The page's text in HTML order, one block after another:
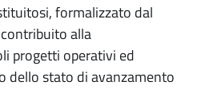
formalizzato dal
alla
progetti operativi ed
dello stato di avanzamento